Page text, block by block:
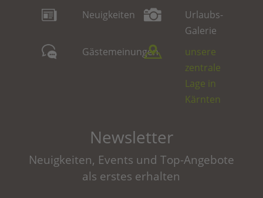
Neuigkeiten
Urlaubs-
Galerie
Gästemeinungen
unsere
zentrale
Lage in
Kärnten
Newsletter
Neuigkeiten, Events und Top-Angebote
als erstes erhalten